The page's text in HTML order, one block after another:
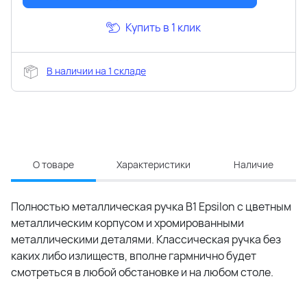
Купить в 1 клик
В наличии на 1 складе
О товаре Характеристики Наличие
Полностью металлическая ручка B1 Epsilon с цветным
металлическим корпусом и хромированными
металлическими деталями. Классическая ручка без
каких либо излиществ, вполне гармнично будет
смотреться в любой обстановке и на любом столе.